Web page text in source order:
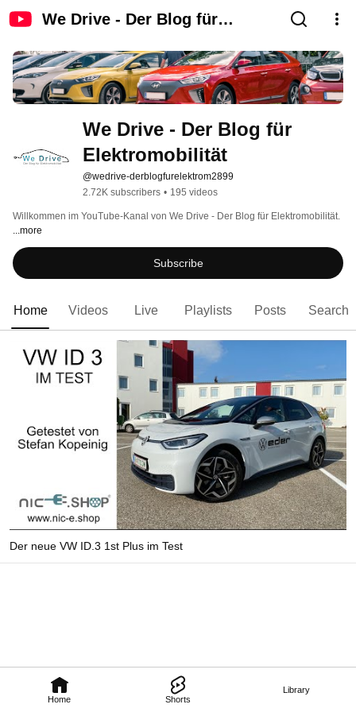
We Drive - Der Blog für
Home Shorts
Library
We Drive - Der Blog für
Elektromobilität
@wedrive-derblogfurelektrom2899
2.72K subscribers • 195 videos
Willkommen im YouTube-Kanal von We Drive - Der Blog für Elektromobilität.
...more
Subscribe
Home Videos Live Playlists Posts Search
Der neue VW ID.3 1st Plus im Test